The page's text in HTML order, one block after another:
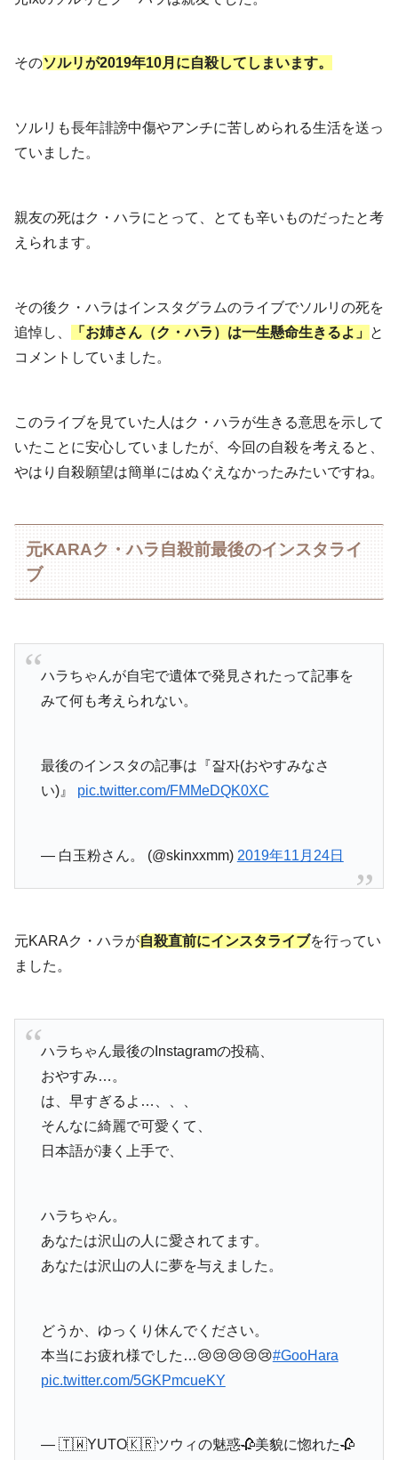
そのソルリが2019年10月に自殺してしまいます。
ソルリも長年誹謗中傷やアンチに苦しめられる生活を送っ
ていました。
親友の死はク・ハラにとって、とても辛いものだったと考
えられます。
その後ク・ハラはインスタグラムのライブでソルリの死を
追悼し、
「お姉さん（ク・ハラ）は一生懸命生きるよ」 と
コメントしていました。
このライブを見ていた人はク・ハラが生きる意思を示して
いたことに安心していましたが、今回の自殺を考えると、
やはり自殺願望は簡単にはぬぐえなかったみたいですね。
元KARAク・ハラ自殺前最後のインスタライ
ブ
ハラちゃんが自宅で遺体で発見されたって記事を
みて何も考えられない。
最後のインスタの記事は『잘자(おやすみなさ
い)』 pic.twitter.com/FMMeDQK0XC
— 白玉粉さん。 (@skinxxmm) 2019年11月24日
元KARAク・ハラが自殺直前にインスタライブを行ってい
ました。
ハラちゃん最後のInstagramの投稿、
おやすみ…。
は、早すぎるよ…、、、
そんなに綺麗で可愛くて、
日本語が凄く上手で、
ハラちゃん。
あなたは沢山の人に愛されてます。
あなたは沢山の人に夢を与えました。
どうか、ゆっくり休んでください。
本当にお疲れ様でした…😢😢😢😢😢#GooHara
pic.twitter.com/5GKPmcueKY
— 🇹🇼YUTO🇰🇷ツウィの魅惑🥀美貌に惚れた🥀